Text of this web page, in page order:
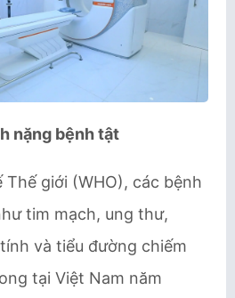
nặng bệnh tật
giới (WHO), các bệnh
tim mạch, ung thư,
và tiểu đường chiếm
tại Việt Nam năm